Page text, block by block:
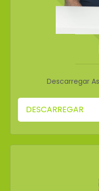
Descarregar
DESCARREGAR